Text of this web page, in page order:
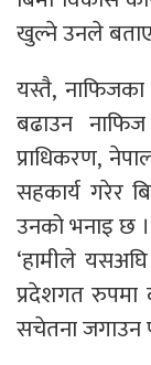
खुल्ने उनले
यस्तै,
बढाउन
प्राधिकरण,
सहकार्य गरेर
उनको भनाइ छ ।
‘हामीले
प्रदेशगत रुपमा
सचेतना जगाउन